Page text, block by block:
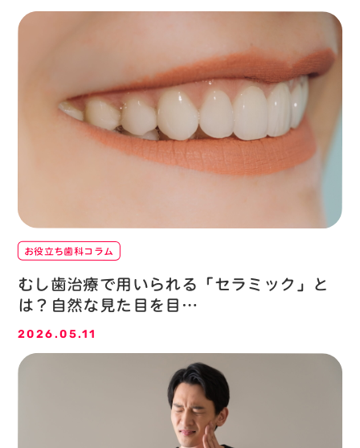
お役立ち歯科コラム
むし歯治療で用いられる「セラミック」と
は？自然な見た目を目…
2026.05.11